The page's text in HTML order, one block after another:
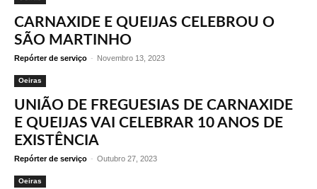
CARNAXIDE E QUEIJAS CELEBROU O
SÃO MARTINHO
Repórter de serviço - Novembro 13, 2023
Oeiras
UNIÃO DE FREGUESIAS DE CARNAXIDE
E QUEIJAS VAI CELEBRAR 10 ANOS DE
EXISTÊNCIA
Repórter de serviço - Outubro 27, 2023
Oeiras